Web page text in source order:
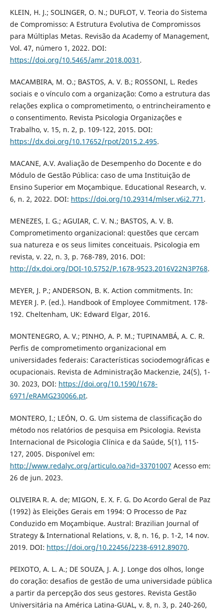
KLEIN, H. J.; SOLINGER, O. N.; DUFLOT, V. Teoria do Sistema
de Compromisso: A Estrutura Evolutiva de Compromissos
para Múltiplas Metas. Revisão da Academy of Management,
Vol. 47, número 1, 2022. DOI:
https://doi.org/10.5465/amr.2018.0031 .
MACAMBIRA, M. O.; BASTOS, A. V. B.; ROSSONI, L. Redes
sociais e o vínculo com a organização: Como a estrutura das
relações explica o comprometimento, o entrincheiramento e
o consentimento. Revista Psicologia Organizações e
Trabalho, v. 15, n. 2, p. 109-122, 2015. DOI:
https://dx.doi.org/10.17652/rpot/2015.2.495.
MACANE, A.V. Avaliação de Desempenho do Docente e do
Módulo de Gestão Pública: caso de uma Instituição de
Ensino Superior em Moçambique. Educational Research, v.
6, n. 2, 2022. DOI: https://doi.org/10.29314/mlser.v6i2.771 .
MENEZES, I. G.; AGUIAR, C. V. N.; BASTOS, A. V. B.
Comprometimento organizacional: questões que cercam
sua natureza e os seus limites conceituais. Psicologia em
revista, v. 22, n. 3, p. 768-789, 2016. DOI:
http://dx.doi.org/DOI-10.5752/P.1678-9523.2016V22N3P768.
MEYER, J. P.; ANDERSON, B. K. Action commitments. In:
MEYER J. P. (ed.). Handbook of Employee Commitment. 178-
192. Cheltenham, UK: Edward Elgar, 2016.
MONTENEGRO, A. V.; PINHO, A. P. M.; TUPINAMBÁ, A. C. R.
Perfis de comprometimento organizacional em
universidades federais: Características sociodemográficas e
ocupacionais. Revista de Administração Mackenzie, 24(5), 1-
30. 2023, DOI: https://doi.org/10.1590/1678-
6971/eRAMG230066.pt.
MONTERO, I.; LEÓN, O. G. Um sistema de classificação do
método nos relatórios de pesquisa em Psicologia. Revista
Internacional de Psicologia Clínica e da Saúde, 5(1), 115-
127, 2005. Disponível em:
http://www.redalyc.org/articulo.oa?id=33701007 Acesso em:
26 de jun. 2023.
OLIVEIRA R. A. de; MIGON, E. X. F. G. Do Acordo Geral de Paz
(1992) às Eleições Gerais em 1994: O Processo de Paz
Conduzido em Moçambique. Austral: Brazilian Journal of
Strategy & International Relations, v. 8, n. 16, p. 1-2, 14 nov.
2019. DOI: https://doi.org/10.22456/2238-6912.89070.
PEIXOTO, A. L. A.; DE SOUZA, J. A. J. Longe dos olhos, longe
do coração: desafios de gestão de uma universidade pública
a partir da percepção dos seus gestores. Revista Gestão
Universitária na América Latina-GUAL, v. 8, n. 3, p. 240-260,